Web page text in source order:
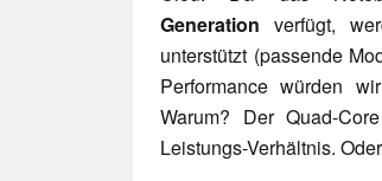
Generation verfügt,
unterstützt (passende
Performance würden
Warum? Der Quad-
Leistungs-Verhältnis.